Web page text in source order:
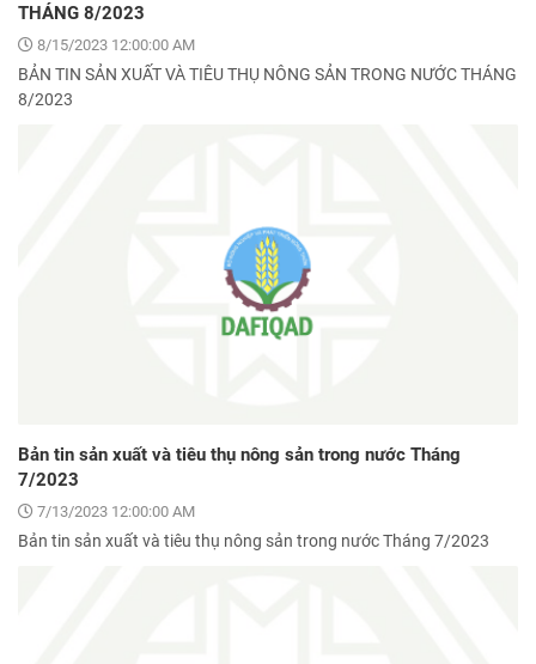
THÁNG 8/2023
8/15/2023 12:00:00 AM
BẢN TIN SẢN XUẤT VÀ TIÊU THỤ NÔNG SẢN TRONG NƯỚC THÁNG
8/2023
Bản tin sản xuất và tiêu thụ nông sản trong nước Tháng
7/2023
7/13/2023 12:00:00 AM
Bản tin sản xuất và tiêu thụ nông sản trong nước Tháng 7/2023